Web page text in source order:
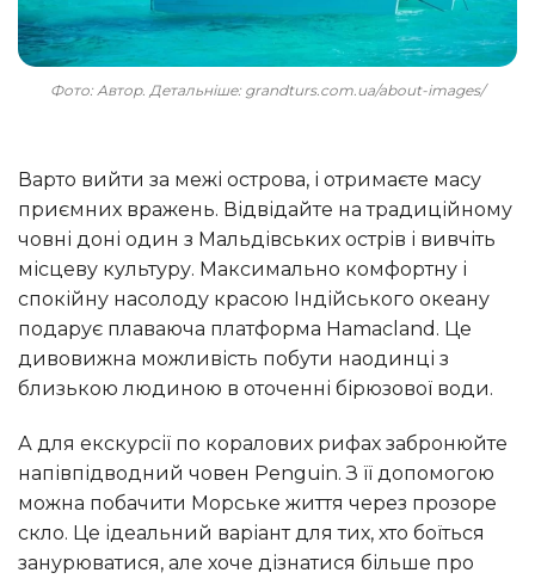
Фото: Автор. Детальніше: grandturs.com.ua/about-images/
Варто вийти за межі острова, і отримаєте масу
приємних вражень. Відвідайте на традиційному
човні доні один з Мальдівських острів і вивчіть
місцеву культуру. Максимально комфортну і
спокійну насолоду красою Індійського океану
подарує плаваюча платформа Hamacland. Це
дивовижна можливість побути наодинці з
близькою людиною в оточенні бірюзової води.
А для екскурсії по коралових рифах забронюйте
напівпідводний човен Penguin. З її допомогою
можна побачити Морське життя через прозоре
скло. Це ідеальний варіант для тих, хто боїться
занурюватися, але хоче дізнатися більше про